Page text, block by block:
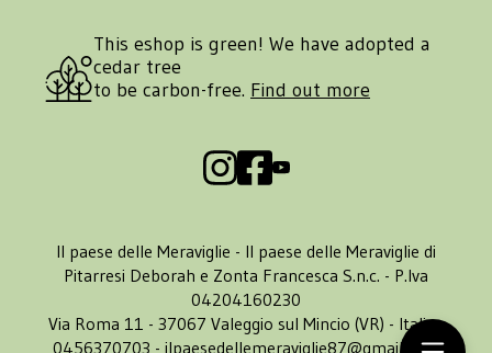
This eshop is green! We have adopted a
cedar tree
to be carbon-free. Find out more
Il paese delle Meraviglie - Il paese delle Meraviglie di
Pitarresi Deborah e Zonta Francesca S.n.c. - P.Iva
04204160230
Via Roma 11 - 37067 Valeggio sul Mincio (VR) - Italia -
0456370703 - ilpaesedellemeraviglie87@gmail.com